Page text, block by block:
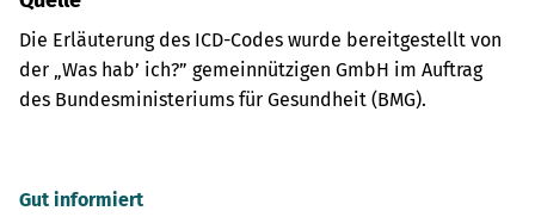
Die Erläuterung des ICD-Codes wurde bereitgestellt von
der „Was hab’ ich?” gemeinnützigen GmbH im Auftrag
des Bundesministeriums für Gesundheit (BMG).
Gut informiert